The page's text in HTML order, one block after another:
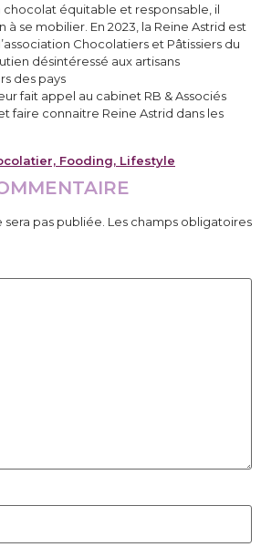
chocolat équitable et responsable, il
se mobilier. En 2023, la Reine Astrid est
Chocolatiers et Pâtissiers du
désintéressé aux artisans
des pays
fait appel au cabinet RB & Associés
faire connaitre Reine Astrid dans les
Fooding, Lifestyle
pas publiée. Les champs obligatoires